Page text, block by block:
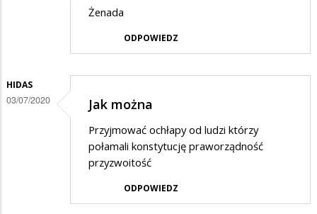
Żenada
ODPOWIEDZ
HIDAS
03/07/2020 Jak można
Przyjmować ochłapy od ludzi którzy
połamali konstytucję praworządność
przyzwoitość
ODPOWIEDZ